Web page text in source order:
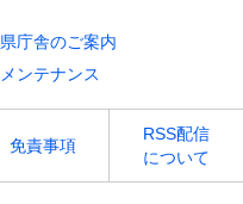
県庁舎のご案内
メンテナンス
免責事項
RSS配信
について